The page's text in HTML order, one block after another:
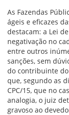
As Fazendas
ágeis e eficazes
destacam: a Lei
negativação no
entre outros
sanções, sem
do contribuinte
que, segundo as
CPC/15, que no
analogia, o juiz
gravoso ao